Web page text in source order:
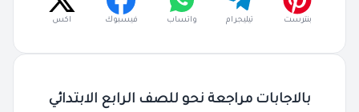
بالاجابات مراجعة نحو للصف الرابع الابتدائي
بنترست تيليجرام واتساب فيسبوك اكس